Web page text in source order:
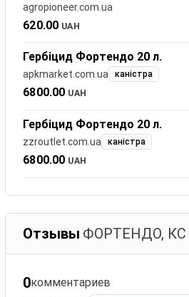
agropioneer.com.ua
620.00 UAH
Гербіцид Фортендо 20 л.
apkmarket.com.ua каністра
6800.00 UAH
Гербіцид Фортендо 20 л.
zzroutlet.com.ua каністра
6800.00 UAH
Отзывы ФОРТЕНДО, КС
0комментариев